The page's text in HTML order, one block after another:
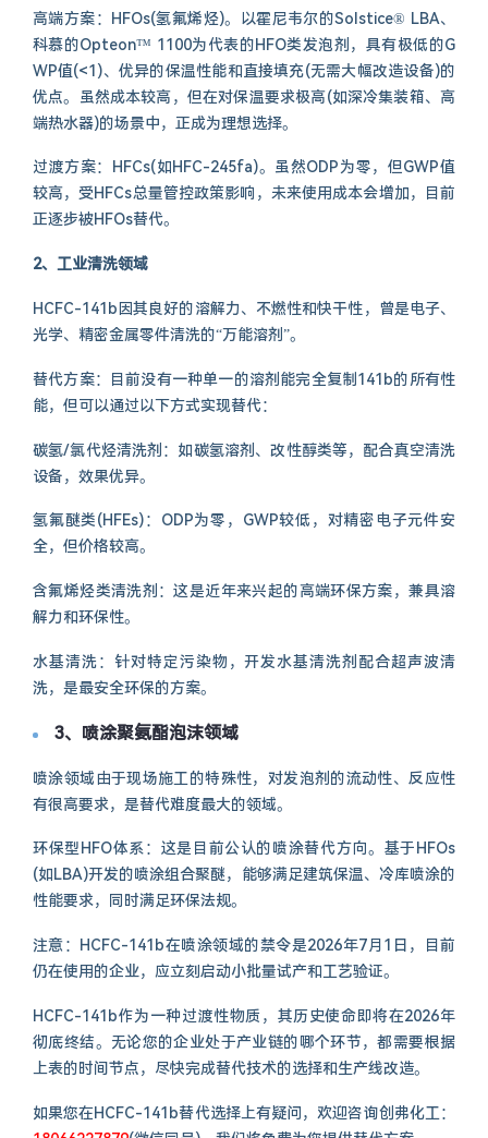
高端方案：HFOs(氢氟烯烃)。以霍尼韦尔的Solstice® LBA、
科慕的Opteon™ 1100为代表的HFO类发泡剂，具有极低的G
WP值(<1)、优异的保温性能和直接填充(无需大幅改造设备)的
优点。虽然成本较高，但在对保温要求极高(如深冷集装箱、高
端热水器)的场景中，正成为理想选择。
过渡方案：HFCs(如HFC-245fa)。虽然ODP为零，但GWP值
较高，受HFCs总量管控政策影响，未来使用成本会增加，目前
正逐步被HFOs替代。
2、工业清洗领域
HCFC-141b因其良好的溶解力、不燃性和快干性，曾是电子、
光学、精密金属零件清洗的“万能溶剂”。
替代方案：目前没有一种单一的溶剂能完全复制141b的所有性
能，但可以通过以下方式实现替代：
碳氢/氯代烃清洗剂：如碳氢溶剂、改性醇类等，配合真空清洗
设备，效果优异。
氢氟醚类(HFEs)：ODP为零，GWP较低，对精密电子元件安
全，但价格较高。
含氟烯烃类清洗剂：这是近年来兴起的高端环保方案，兼具溶
解力和环保性。
水基清洗：针对特定污染物，开发水基清洗剂配合超声波清
洗，是最安全环保的方案。
3、喷涂聚氨酯泡沫领域
喷涂领域由于现场施工的特殊性，对发泡剂的流动性、反应性
有很高要求，是替代难度最大的领域。
环保型HFO体系：这是目前公认的喷涂替代方向。基于HFOs
(如LBA)开发的喷涂组合聚醚，能够满足建筑保温、冷库喷涂的
性能要求，同时满足环保法规。
注意：HCFC-141b在喷涂领域的禁令是2026年7月1日，目前
仍在使用的企业，应立刻启动小批量试产和工艺验证。
HCFC-141b作为一种过渡性物质，其历史使命即将在2026年
彻底终结。无论您的企业处于产业链的哪个环节，都需要根据
上表的时间节点，尽快完成替代技术的选择和生产线改造。
如果您在HCFC-141b替代选择上有疑问，欢迎咨询创弗化工：